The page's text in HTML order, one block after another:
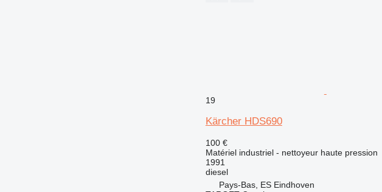
19
Kärcher HDS690
100 €
Matériel industriel - nettoyeur haute pression
1991
diesel
Pays-Bas, ES Eindhoven